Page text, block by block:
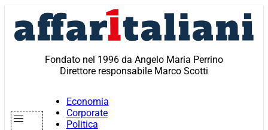
contenuto
Fondato nel 1996 da Angelo Maria Perrino
Direttore responsabile Marco Scotti
Economia
Corporate
Politica